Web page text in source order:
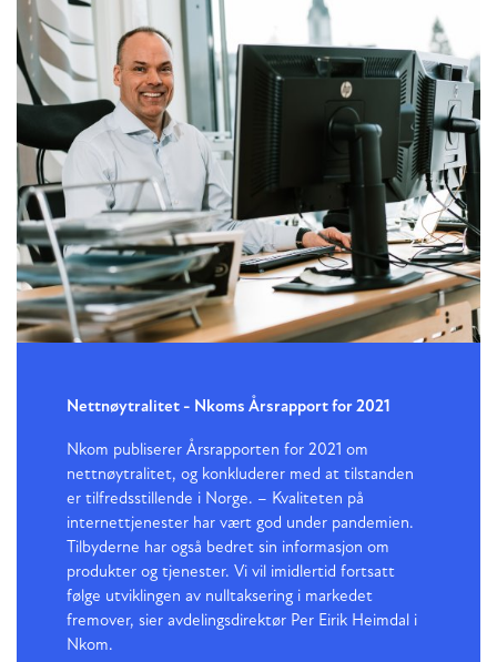
Nettnøytralitet - Nkoms Årsrapport for 2021
Nkom publiserer Årsrapporten for 2021 om
nettnøytralitet, og konkluderer med at tilstanden
er tilfredsstillende i Norge. – Kvaliteten på
internettjenester har vært god under pandemien.
Tilbyderne har også bedret sin informasjon om
produkter og tjenester. Vi vil imidlertid fortsatt
følge utviklingen av nulltaksering i markedet
fremover, sier avdelingsdirektør Per Eirik Heimdal i
Nkom.